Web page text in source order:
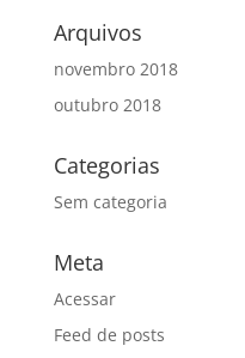
Arquivos
novembro 2018
outubro 2018
Categorias
Sem categoria
Meta
Acessar
Feed de posts